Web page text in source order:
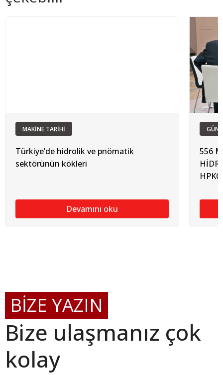
MAKİNE TARİHİ
Türkiye’de hidrolik ve pnömatik
sektörünün kökleri
Devamını oku
556
BİZE YAZIN
Bize ulaşmanız çok
kolay